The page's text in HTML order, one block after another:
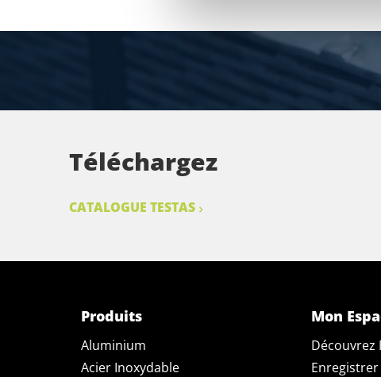
Téléchargez
CATALOGUE TESTAS
Produits
Aluminium
Acier Inoxydable
Mon
Découvrez
Enregistrer